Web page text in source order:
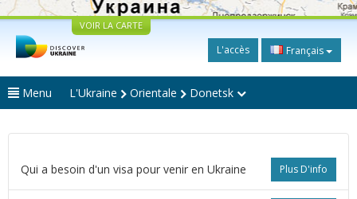
VOIR LA CARTE
L'accès Français
Menu L'Ukraine Orientale Donetsk
Plus D'info
Qui a besoin d'un visa pour venir en Ukraine